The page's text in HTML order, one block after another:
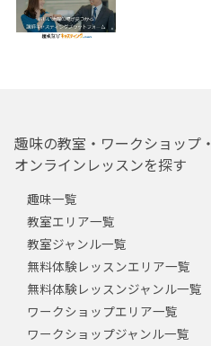
趣味の教室・ワークショップ・
オンラインレッスンを探す
趣味一覧
教室エリア一覧
教室ジャンル一覧
無料体験レッスンエリア一覧
無料体験レッスンジャンル一覧
ワークショップエリア一覧
ワークショップジャンル一覧